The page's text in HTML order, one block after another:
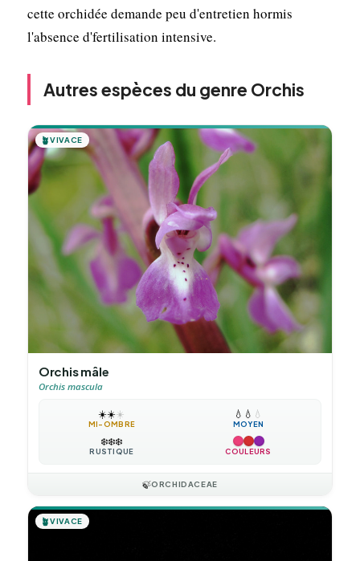
cette orchidée demande peu d'entretien hormis
l'absence d'fertilisation intensive.
Autres espèces du genre Orchis
🪴VIVACE
Orchis mâle
Orchis mascula
☀️☀️☀️
MI-OMBRE
💧 💧 💧
MOYEN
❄️❄️❄️
RUSTIQUE COULEURS
🍃ORCHIDACEAE
🪴VIVACE